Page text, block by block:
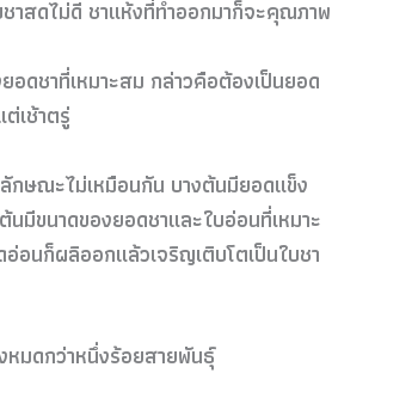
สดไม่ดี ชาแห้งที่ทำออกมาก็จะคุณภาพ
ดชาที่เหมาะสม กล่าวคือต้องเป็นยอด
เช้าตรู่
กษณะไม่เหมือนกัน บางต้นมียอดแข็ง
มีขนาดของยอดชาและใบอ่อนที่เหมาะ
อนก็ผลิออกแล้วเจริญเติบโตเป็นใบชา
หมดกว่าหนึ่งร้อยสายพันธุ์